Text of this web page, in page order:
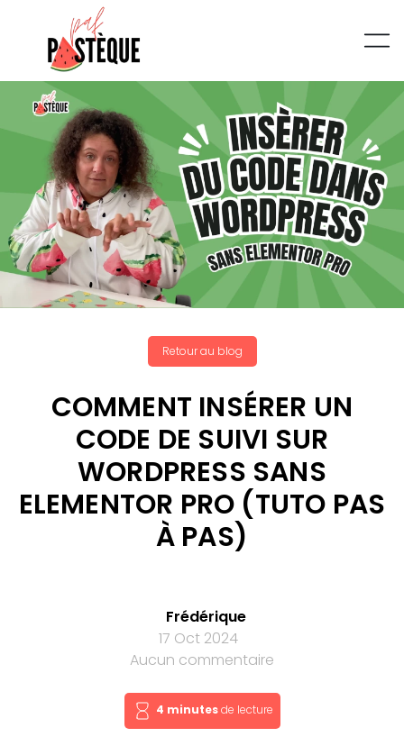
Retour au blog
COMMENT INSÉRER UN
CODE DE SUIVI SUR
WORDPRESS SANS
ELEMENTOR PRO (TUTO PAS
À PAS)
Frédérique
17 Oct 2024
Aucun commentaire
4 minutesde lecture